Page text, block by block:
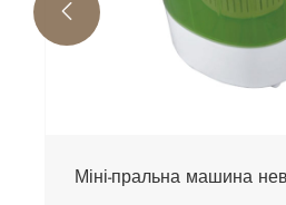
Міні-пральна машина
